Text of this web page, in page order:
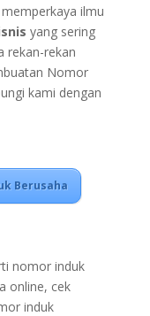
ilmu
yang sering
rekan-rekan
Nomor
kami dengan
Berusaha
nomor induk
online, cek
induk